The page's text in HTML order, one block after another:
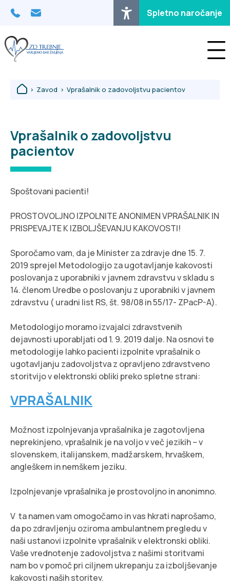
Spletno naročanje
Osrednja vsebina
> Zavod > Vprašalnik o zadovoljstvu pacientov
Vprašalnik o zadovoljstvu
pacientov
Spoštovani pacienti!
PROSTOVOLJNO IZPOLNITE ANONIMEN VPRAŠALNIK IN
PRISPEVAJTE K IZBOLJŠEVANJU KAKOVOSTI!
Sporočamo vam, da je Minister za zdravje dne 15. 7.
2019 sprejel Metodologijo za ugotavljanje kakovosti
poslovanja z uporabniki v javnem zdravstvu v skladu s
14. členom Uredbe o poslovanju z uporabniki v javnem
zdravstvu ( uradni list RS, št. 98/08 in 55/17- ZPacP-A).
Metodologijo moramo izvajalci zdravstvenih
dejavnosti uporabljati od 1. 9. 2019 dalje. Na osnovi te
metodologije lahko pacienti izpolnite vprašalnik o
ugotavljanju zadovoljstva z opravljeno zdravstveno
storitvijo v elektronski obliki preko spletne strani:
VPRAŠALNIK
Možnost izpolnjevanja vprašalnika je zagotovljena
neprekinjeno, vprašalnik je na voljo v več jezikih – v
slovenskem, italijanskem, madžarskem, hrvaškem,
angleškem in nemškem jeziku.
Izpolnjevanje vprašalnika je prostovoljno in anonimno.
V ta namen vam omogočamo in vas hkrati naprošamo,
da po zdravljenju oziroma ambulantnem pregledu v
naši ustanovi izpolnite vprašalnik v elektronski obliki.
Vaše vrednotenje zadovoljstva z našimi storitvami
nam bo v pomoč pri ciljnem ukrepanju za izboljševanje
kakovosti naših storitev.